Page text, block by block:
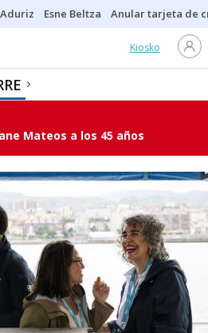
Esne Beltza Anular tarjeta de
Kiosko
Mateos a los 45 años